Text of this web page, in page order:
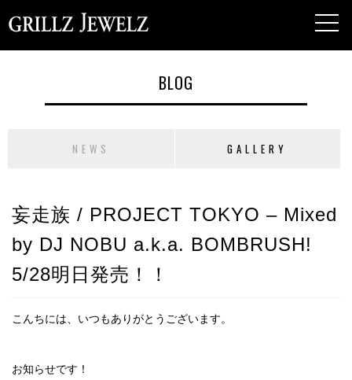
BLOG
NEWS GALLERY
妄走族 / PROJECT TOKYO – Mixed
by DJ NOBU a.k.a. BOMBRUSH!
5/28明日発売！！
こんちには、いつもありがとうございます。
お知らせです！